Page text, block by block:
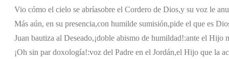
Vio cómo el cielo se abríasobre el Cordero de Dios,y su voz le
Más aún, en su presencia,con humilde sumisión,pide el que es
Juan bautiza al Deseado,¡doble abismo de humildad!:ante el Hijo
¡Oh sin par doxología!:voz del Padre en el Jordán,el Hijo que la